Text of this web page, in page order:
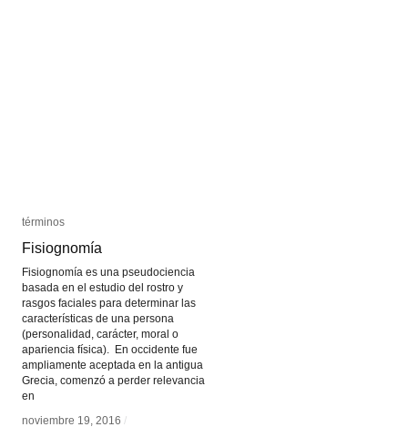
términos
Fisiognomía
Fisiognomía es una pseudociencia
basada en el estudio del rostro y
rasgos faciales para determinar las
características de una persona
(personalidad, carácter, moral o
apariencia física). En occidente fue
ampliamente aceptada en la antigua
Grecia, comenzó a perder relevancia
en
noviembre 19, 2016 /
términos
Fisiognomía
noviembre 19, 2016 /